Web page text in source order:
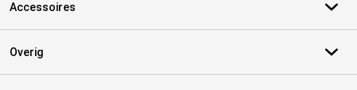
Accessoires
Overig